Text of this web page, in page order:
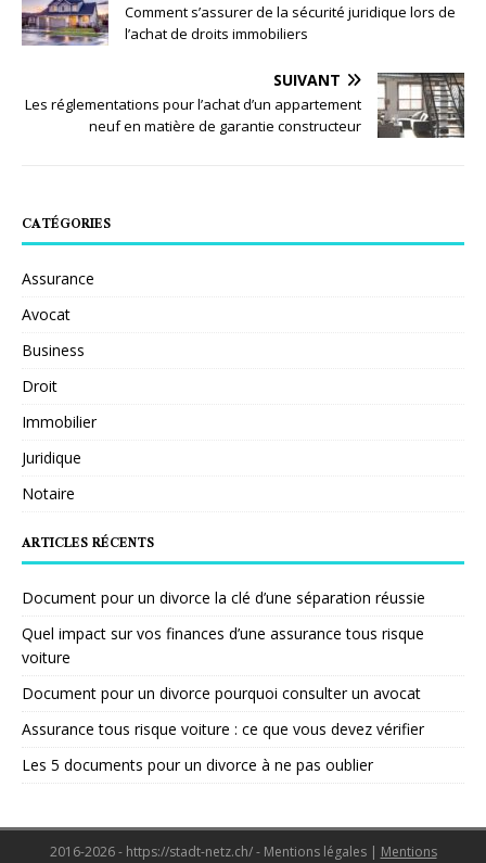
Comment s’assurer de la sécurité juridique lors de
l’achat de droits immobiliers
SUIVANT
Les réglementations pour l’achat d’un appartement
neuf en matière de garantie constructeur
CATÉGORIES
Assurance
Avocat
Business
Droit
Immobilier
Juridique
Notaire
ARTICLES RÉCENTS
Document pour un divorce la clé d’une séparation réussie
Quel impact sur vos finances d’une assurance tous risque
voiture
Document pour un divorce pourquoi consulter un avocat
Assurance tous risque voiture : ce que vous devez vérifier
Les 5 documents pour un divorce à ne pas oublier
2016-2026 - https://stadt-netz.ch/ - Mentions légales | Mentions